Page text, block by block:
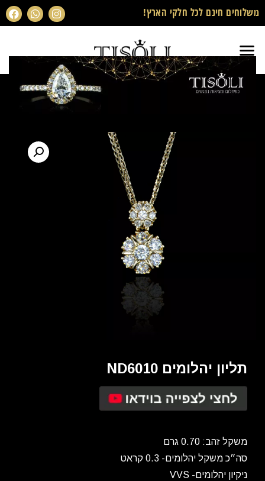
משלוחים חינם לכל חלקי הארץ!
תליון יהלומים ND6010
משקל זהב: 0.70 גרם
סה״כ משקל יהלומים- 0.3 קראט
ניקיון יהלומים- VVS